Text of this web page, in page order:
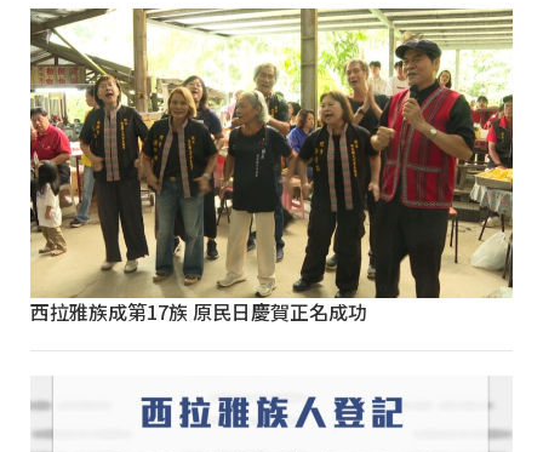
西拉雅族成第17族 原民日慶賀正名成功